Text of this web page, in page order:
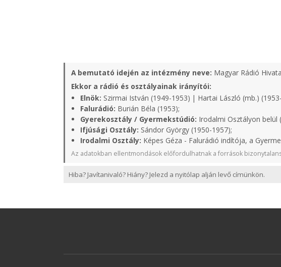
A bemutató idején az intézmény neve: Magyar Rádió
Ekkor a rádió és osztályainak irányítói:
Elnök: Szirmai István (1949-1953) | Hartai László (mb.)
Falurádió: Burián Béla (1953);
Gyerekosztály / Gyermekstúdió: Irodalmi Osztályon belül
Ifjúsági Osztály: Sándor György (1950-1957);
Irodalmi Osztály: Képes Géza - Falurádió indítója, a
Az adatokban ellentmondások előfordulhatnak a források
Hiba? Javítanivaló? Hiány? Jelezd a nyitólap alján levő címünkön.